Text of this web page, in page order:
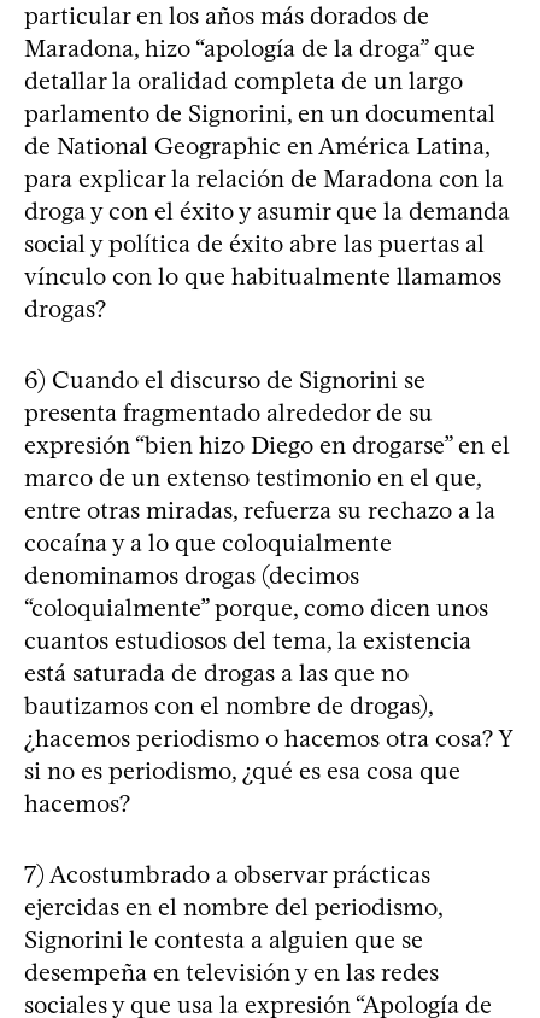
particular en los años más dorados de
Maradona, hizo “apología de la droga” que
detallar la oralidad completa de un largo
parlamento de Signorini, en un documental
de National Geographic en América Latina,
para explicar la relación de Maradona con la
droga y con el éxito y asumir que la demanda
social y política de éxito abre las puertas al
vínculo con lo que habitualmente llamamos
drogas?
6) Cuando el discurso de Signorini se
presenta fragmentado alrededor de su
expresión “bien hizo Diego en drogarse” en el
marco de un extenso testimonio en el que,
entre otras miradas, refuerza su rechazo a la
cocaína y a lo que coloquialmente
denominamos drogas (decimos
“coloquialmente” porque, como dicen unos
cuantos estudiosos del tema, la existencia
está saturada de drogas a las que no
bautizamos con el nombre de drogas),
¿hacemos periodismo o hacemos otra cosa? Y
si no es periodismo, ¿qué es esa cosa que
hacemos?
7) Acostumbrado a observar prácticas
ejercidas en el nombre del periodismo,
Signorini le contesta a alguien que se
desempeña en televisión y en las redes
sociales y que usa la expresión “Apología de